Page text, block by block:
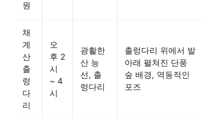
원
채
계
산
출
렁
다
리
오
후 2
시
~ 4
시
광활한
산 능
선, 출
렁다리
출렁다리 위에서 발
아래 펼쳐진 단풍
숲 배경, 역동적인
포즈